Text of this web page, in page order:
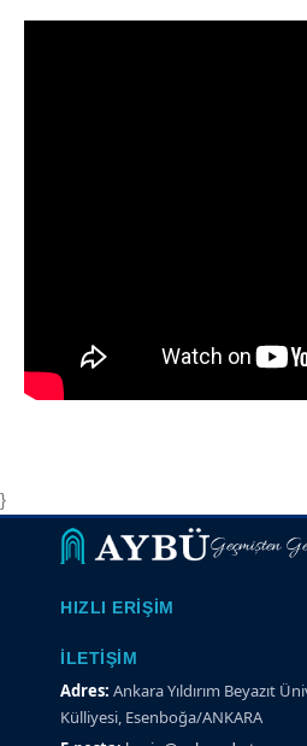
}
Geçmişten
HIZLI ERIŞIM
İLETIŞIM
Adres: Ankara Yıldırım Beyazıt
Külliyesi, Esenboğa/ANKARA